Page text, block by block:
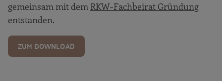
gemeinsam mit dem RKW-Fachbeirat Gründung
entstanden.
ZUM DOWNLOAD